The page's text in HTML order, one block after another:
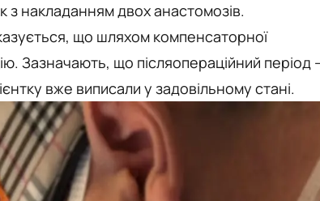
з накладанням двох анастомозів.
що шляхом компенсаторної
Зазначають, що післяопераційний період
вже виписали у задовільному стані.